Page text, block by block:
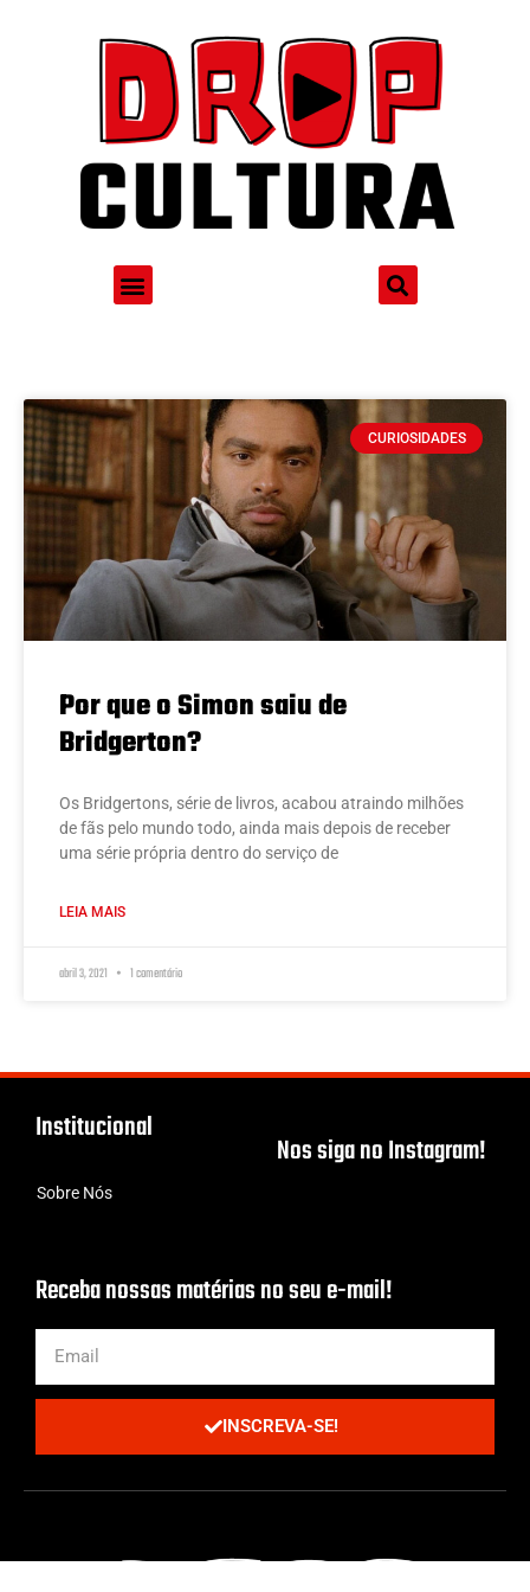
CURIOSIDADES
Por que o Simon saiu de
Bridgerton?
Os Bridgertons, série de livros, acabou atraindo milhões
de fãs pelo mundo todo, ainda mais depois de receber
uma série própria dentro do serviço de
LEIA MAIS
abril 3, 2021 1 comentário
Institucional
Sobre Nós
Nos siga no Instagram!
Receba nossas matérias no seu e-mail!
INSCREVA-SE!